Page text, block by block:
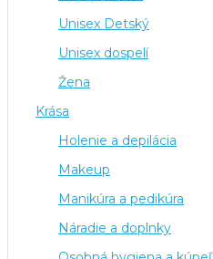
Unisex Detský
Unisex dospelí
Žena
Krása
Holenie a depilácia
Makeup
Manikúra a pedikúra
Náradie a doplnky